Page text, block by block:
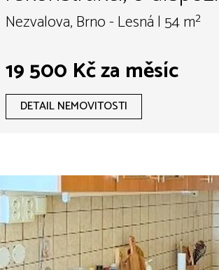
s lodžií a krásným
centrum města Brna,
Nezvalova, Brno - Lesná
Nezvalova, Brno - Lesná | 54 m²
19 500 Kč za měsíc
DETAIL NEMOVITOSTI